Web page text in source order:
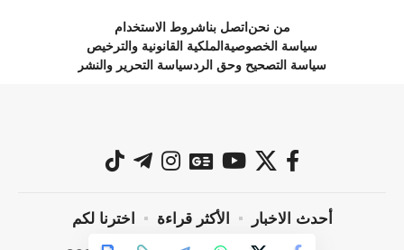
من نحن اتصل بناشروط الاستخدام
سياسة الخصوصية الملكية القانونية والترخيص
سياسة التصحيح وحق الردسياسة التحرير والنشر
أحدث الاخبار الأكثر قراءة اخترنا لكم